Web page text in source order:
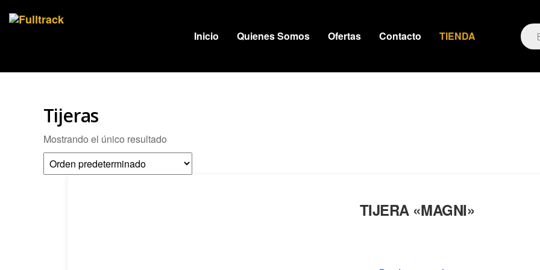
Inicio Quienes Somos Ofertas Contacto TIENDA
Tijeras
Mostrando el único resultado
TIJERA «MAGNI»